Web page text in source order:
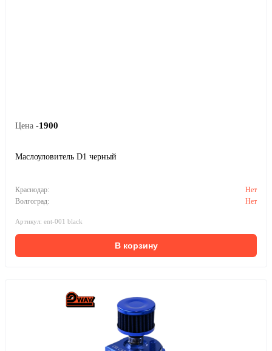
Цена -1900
Маслоуловитель D1 черный
Краснодар:
Нет
Волгоград:
Нет
Артикул: ent-001 black
В корзину